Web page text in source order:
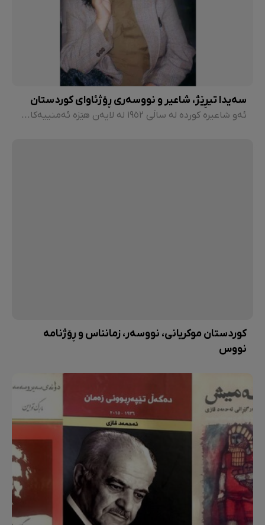
سەیدا تیڕێژ، شاعیر و نووسەری ڕۆژئاوای کوردستان
ئەو شاعیرە کوردە لە ساڵی ١٩٥٢ لە لایەن هێزە ئەمنییەکانی ڕژێمی بەعس لە سووریا دەسبەسەر و دیوانێکی بەناوبانگییشی لەناو بردرا.
کوردستان موکریانی، نووسەر، زمانناس و ڕۆژنامە
نووس